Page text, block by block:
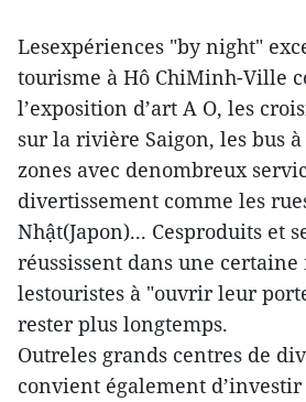
Lesexpériences "by night"
tourisme à Hô ChiMinh-Ville
l’exposition d’art A O, les
sur la rivière Saigon, les bus
zones avec denombreux
divertissement comme les
Nhật(Japon)... Cesproduits et
réussissent dans une
lestouristes à "ouvrir leur
rester plus longtemps.
Outreles grands centres de
convient également